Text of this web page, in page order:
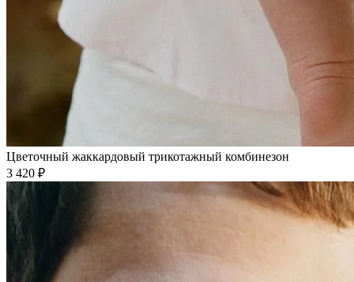
Цветочный жаккардовый трикотажный комбинезон
3 420 ₽